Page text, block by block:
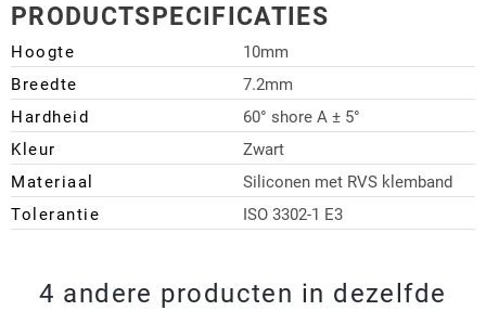
PRODUCTSPECIFICATIES
Hoogte
10mm
Breedte
7.2mm
Hardheid
60° shore A ± 5°
Kleur
Zwart
Materiaal
Siliconen met RVS klemband
Tolerantie
ISO 3302-1 E3
4 andere producten in dezelfde